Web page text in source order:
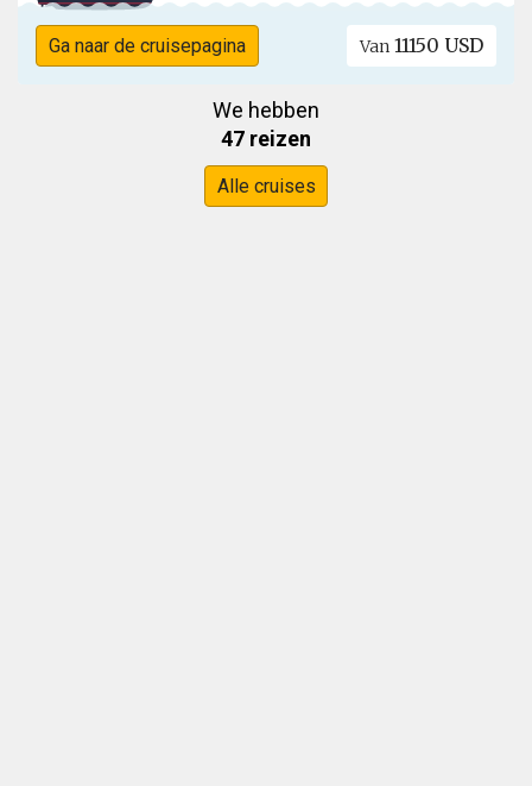
Ga naar de cruisepagina Van 11150 USD
We hebben
47 reizen
Alle cruises